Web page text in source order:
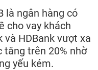
là ngân hàng có
cho vay khách
và HDBank vượt xa
tăng trên 20% nhờ
yếu kém.